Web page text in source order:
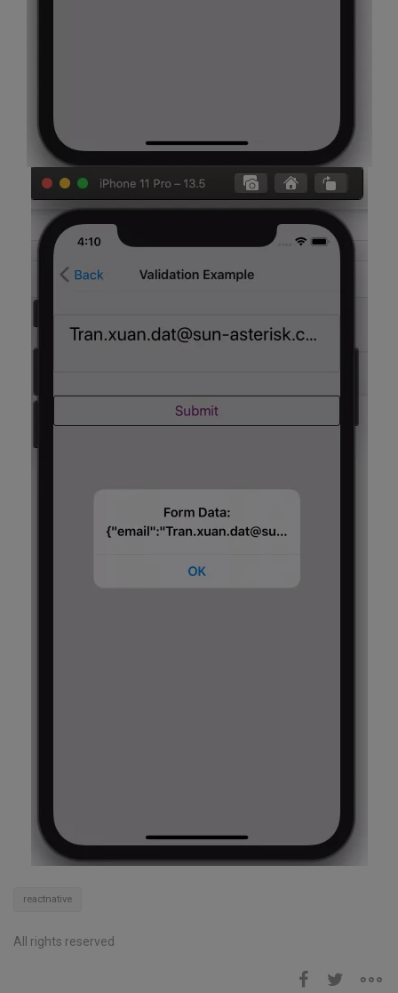
reactnative
All rights reserved